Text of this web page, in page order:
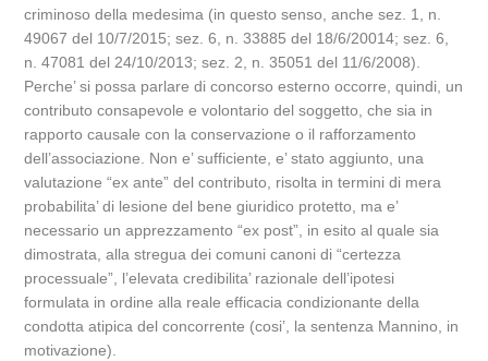
criminoso della medesima (in questo senso, anche sez. 1, n.
49067 del 10/7/2015; sez. 6, n. 33885 del 18/6/20014; sez. 6,
n. 47081 del 24/10/2013; sez. 2, n. 35051 del 11/6/2008).
Perche’ si possa parlare di concorso esterno occorre, quindi, un
contributo consapevole e volontario del soggetto, che sia in
rapporto causale con la conservazione o il rafforzamento
dell’associazione. Non e’ sufficiente, e’ stato aggiunto, una
valutazione “ex ante” del contributo, risolta in termini di mera
probabilita’ di lesione del bene giuridico protetto, ma e’
necessario un apprezzamento “ex post”, in esito al quale sia
dimostrata, alla stregua dei comuni canoni di “certezza
processuale”, l’elevata credibilita’ razionale dell’ipotesi
formulata in ordine alla reale efficacia condizionante della
condotta atipica del concorrente (cosi’, la sentenza Mannino, in
motivazione).